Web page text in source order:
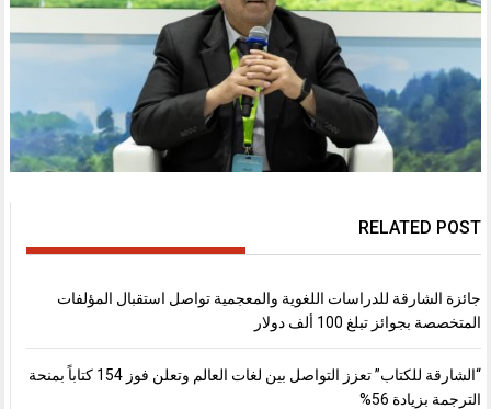
RELATED POST
جائزة الشارقة للدراسات اللغوية والمعجمية تواصل استقبال المؤلفات
المتخصصة بجوائز تبلغ 100 ألف دولار
“الشارقة للكتاب” تعزز التواصل بين لغات العالم وتعلن فوز 154 كتاباً بمنحة
الترجمة بزيادة 56%